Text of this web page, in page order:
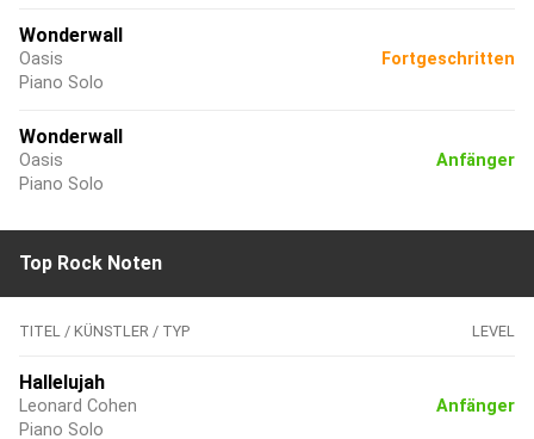
Wonderwall
Oasis
Piano Solo
Fortgeschritten
Wonderwall
Oasis
Piano Solo
Anfänger
Top Rock Noten
TITEL / KÜNSTLER / TYP LEVEL
Hallelujah
Leonard Cohen
Piano Solo
Anfänger